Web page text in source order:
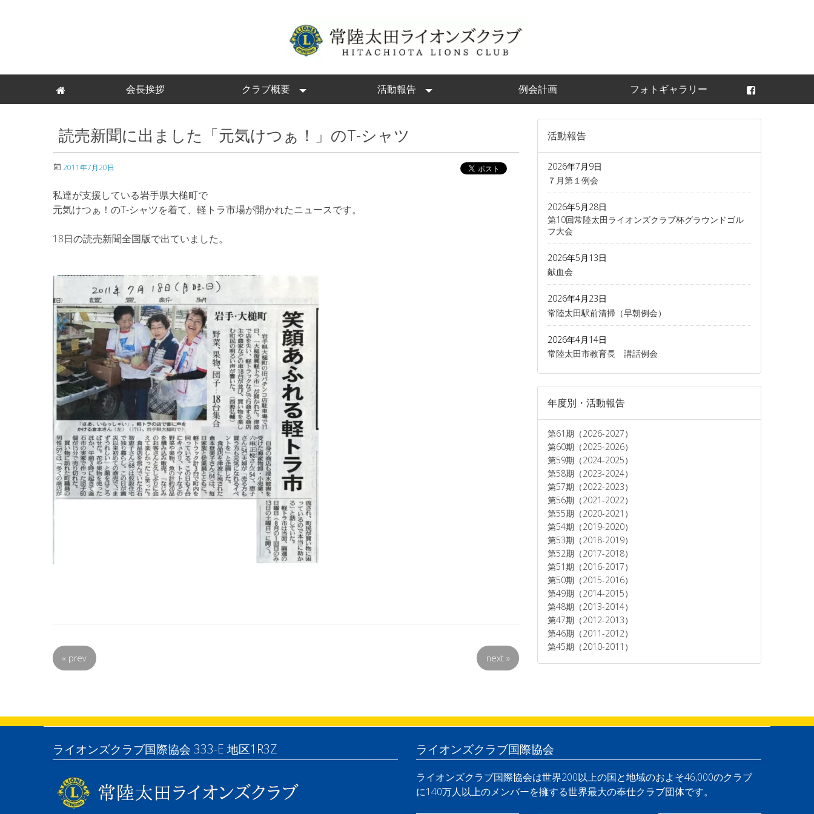
会長挨拶 クラブ概要 活動報告 例会計画 フォトギャラリー
読売新聞に出ました「元気けつぁ！」のT-シャツ
2011年7月20日
私達が支援している岩手県大槌町で
元気けつぁ！のT-シャツを着て、軽トラ市場が開かれたニュースです。
18日の読売新聞全国版で出ていました。
« prev next »
活動報告
2026年7月9日
７月第１例会
2026年5月28日
第10回常陸太田ライオンズクラブ杯グラウンドゴル
フ大会
2026年5月13日
献血会
2026年4月23日
常陸太田駅前清掃（早朝例会）
2026年4月14日
常陸太田市教育長 講話例会
年度別・活動報告
第61期（2026-2027）
第60期（2025-2026）
第59期（2024-2025）
第58期（2023-2024）
第57期（2022-2023）
第56期（2021-2022）
第55期（2020-2021）
第54期（2019-2020）
第53期（2018-2019）
第52期（2017-2018）
第51期（2016-2017）
第50期（2015-2016）
第49期（2014-2015）
第48期（2013-2014）
第47期（2012-2013）
第46期（2011-2012）
第45期（2010-2011）
ライオンズクラブ国際協会 333-E 地区1R3Z ライオンズクラブ国際協会
ライオンズクラブ国際協会は世界200以上の国と地域のおよそ46,000のクラブ
に140万人以上のメンバーを擁する世界最大の奉仕クラブ団体です。